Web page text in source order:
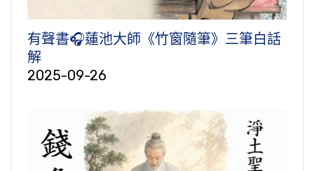
有聲書🎧蓮池大師《竹窗隨筆》三筆白話
解
2025-09-26